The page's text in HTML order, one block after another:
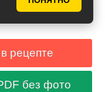
рецепте
без фото